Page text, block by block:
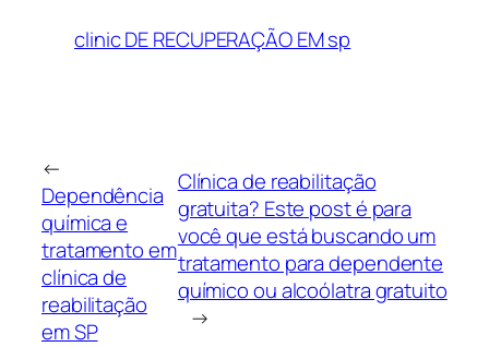
clinic DE RECUPERAÇÃO EM sp
←
Dependência
química e
tratamento em
clínica de
reabilitação
em SP
Clínica de reabilitação
gratuita? Este post é para
você que está buscando um
tratamento para dependente
químico ou alcoólatra gratuito
→